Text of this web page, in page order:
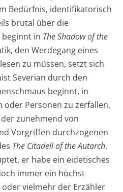
Bedürfnis, identifikatorisch
brutal über die
in The Shadow of the
den Werdegang eines
zu müssen, setzt sich
Severian durch den
beginnt, in
Personen zu zerfallen,
zunehmend von
Vorgriffen durchzogenen
The Citadell of the Autarch.
er habe ein eidetisches
immer ein höchst
vielmehr der Erzähler